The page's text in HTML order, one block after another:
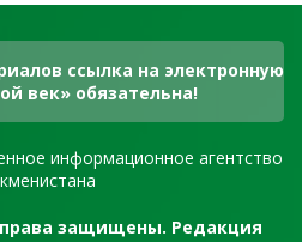
ссылка на электронную
век» обязательна!
информационное агентство
права защищены. Редакция